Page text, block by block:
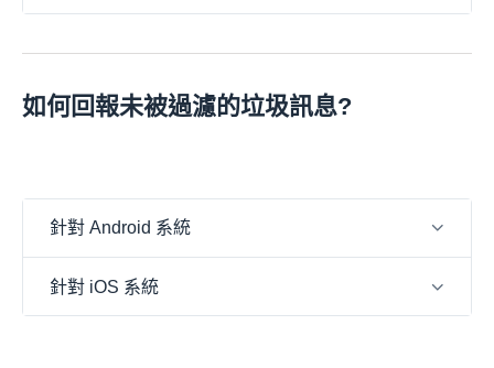
如何回報未被過濾的垃圾訊息?
針對 Android 系統
針對 iOS 系統